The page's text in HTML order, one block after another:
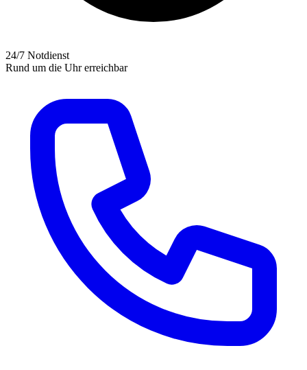
24/7 Notdienst
Rund um die Uhr erreichbar